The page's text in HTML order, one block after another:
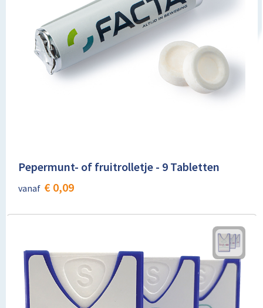
Pepermunt- of fruitrolletje - 9 Tabletten
vanaf € 0,09